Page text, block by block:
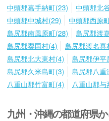
中頭郡嘉手納町(23)
中頭郡北
中頭郡中城村(29)
中頭郡西原
島尻郡南風原町(28)
島尻郡渡
島尻郡粟国村(4)
島尻郡渡名喜
島尻郡北大東村(4)
島尻郡伊平
島尻郡久米島町(3)
島尻郡八重
八重山郡竹富町(4)
八重山郡
九州・沖縄の都道府県